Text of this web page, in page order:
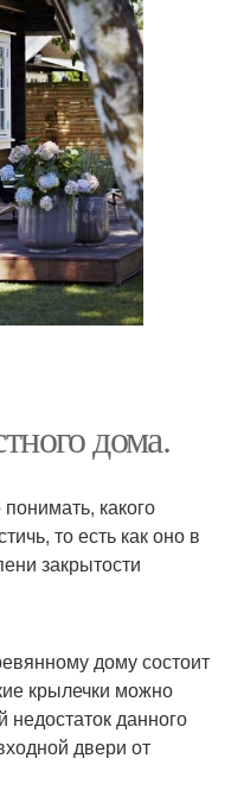
дома.
какого
то есть как оно в
закрытости
дому состоит
крылечки можно
недостаток данного
двери от